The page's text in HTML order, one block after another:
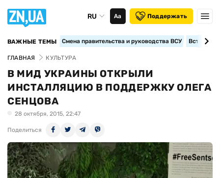
RU Аа Поддержать
ВАЖНЫЕ ТЕМЫ Смена правительства и руководства ВСУ
ГЛАВНАЯ КУЛЬТУРА
В МИД УКРАИНЫ ОТКРЫЛИ
ИНСТАЛЛЯЦИЮ В ПОДДЕРЖКУ ОЛЕГА
СЕНЦОВА
28 октября, 2015, 22:47
Поделиться